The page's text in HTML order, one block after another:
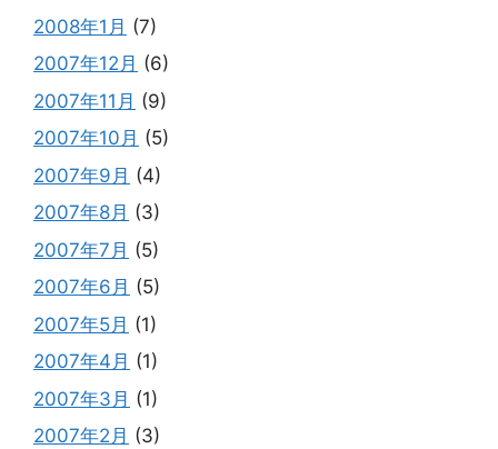
2008年1月 (7)
2007年12月 (6)
2007年11月 (9)
2007年10月 (5)
2007年9月 (4)
2007年8月 (3)
2007年7月 (5)
2007年6月 (5)
2007年5月 (1)
2007年4月 (1)
2007年3月 (1)
2007年2月 (3)